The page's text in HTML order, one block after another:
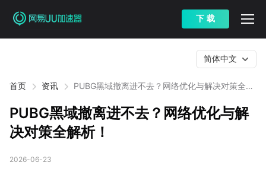
下 载
首页 资讯
PUBG黑域撤离进不去？网络优化与解决对策全解
简体中文
PUBG黑域撤离进不去？网络优化与解
决对策全解析！
2026-06-23